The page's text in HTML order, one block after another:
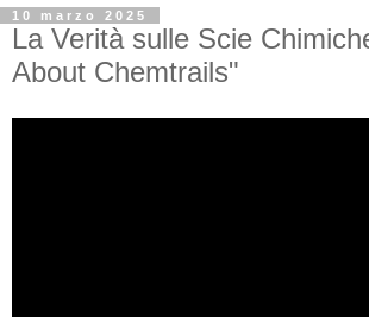
10 marzo 2025
La Verità sulle Scie
About Chemtrails"